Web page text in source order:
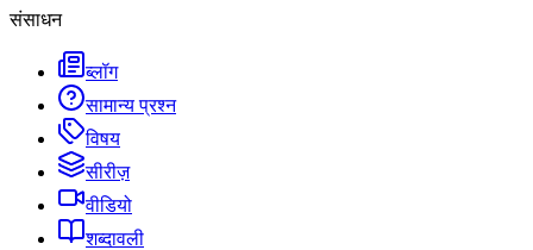
संसाधन
ब्लॉग
सामान्य प्रश्न
विषय
सीरीज़
वीडियो
शब्दावली